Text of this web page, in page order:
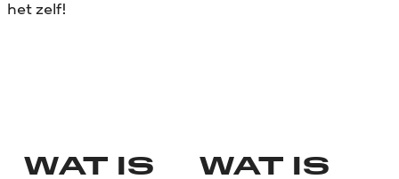
het zelf!
WAT IS
WAT IS